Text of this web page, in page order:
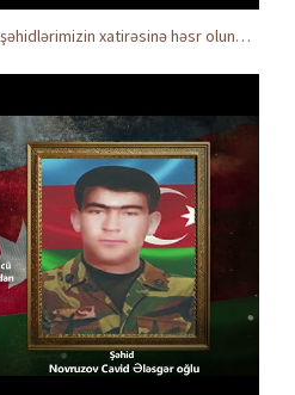
AVMVİB Naxçıvan MR təşkilatı şəhidlərimizin xatirəsinə həsr olunmuş tədbir keçirdi